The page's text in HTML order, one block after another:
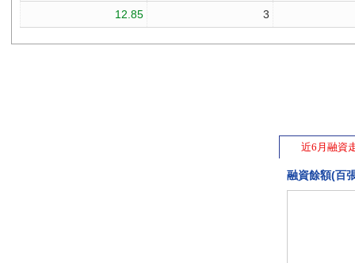
近6月融資
融資餘額(百